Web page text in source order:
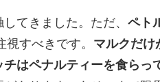
てきました。ただ、 ペト
すべきです。 マルクだけ
はペナルティーを食らっ